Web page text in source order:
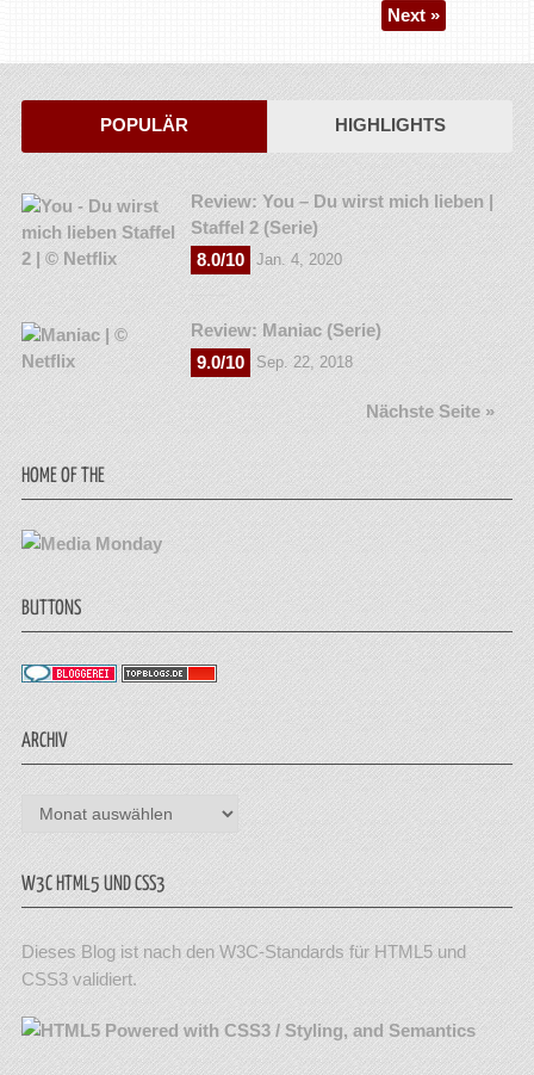
Next »
POPULÄR HIGHLIGHTS
Review: You – Du wirst mich lieben |
Staffel 2 (Serie)
8.0/10
Jan. 4, 2020
Review: Maniac (Serie)
9.0/10
Sep. 22, 2018
Nächste Seite »
HOME OF THE
BUTTONS
ARCHIV
Archiv
W3C HTML5 UND CSS3
Dieses Blog ist nach den W3C-Standards für HTML5 und
CSS3 validiert.